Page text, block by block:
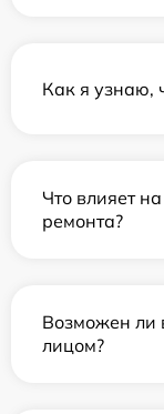
Как я узнаю,
Что влияет
ремонта?
Возможен ли
лицом?